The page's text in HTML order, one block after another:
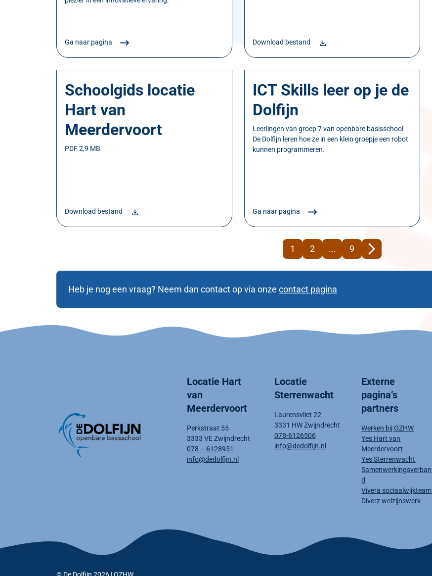
Ga naar pagina Download bestand
Schoolgids locatie
Hart van
Meerdervoort
PDF 2,9 MB
Download bestand
ICT Skills leer op je de
Dolfijn
Leerlingen van groep 7 van openbare basisschool
De Dolfijn leren hoe ze in een klein groepje een robot
kunnen programmeren.
Ga naar pagina
1 2 ... 9
Heb je nog een vraag? Neem dan contact op via onze contact pagina
Locatie Hart
van
Meerdervoort
Perkstraat 55
3333 VE Zwijndrecht
078 – 6128951
info@dedolfijn.nl
Locatie
Sterrenwacht
Laurensvliet 22
3331 HW Zwijndrecht
078-6126506
info@dedolfijn.nl
Externe
pagina’s
partners
Werken bij OZHW
Yes Hart van
Meerdervoort
Yes Sterrenwacht
Samenwerkingsverban
d
Vivera sociaalwijkteam
Diverz welzijnswerk